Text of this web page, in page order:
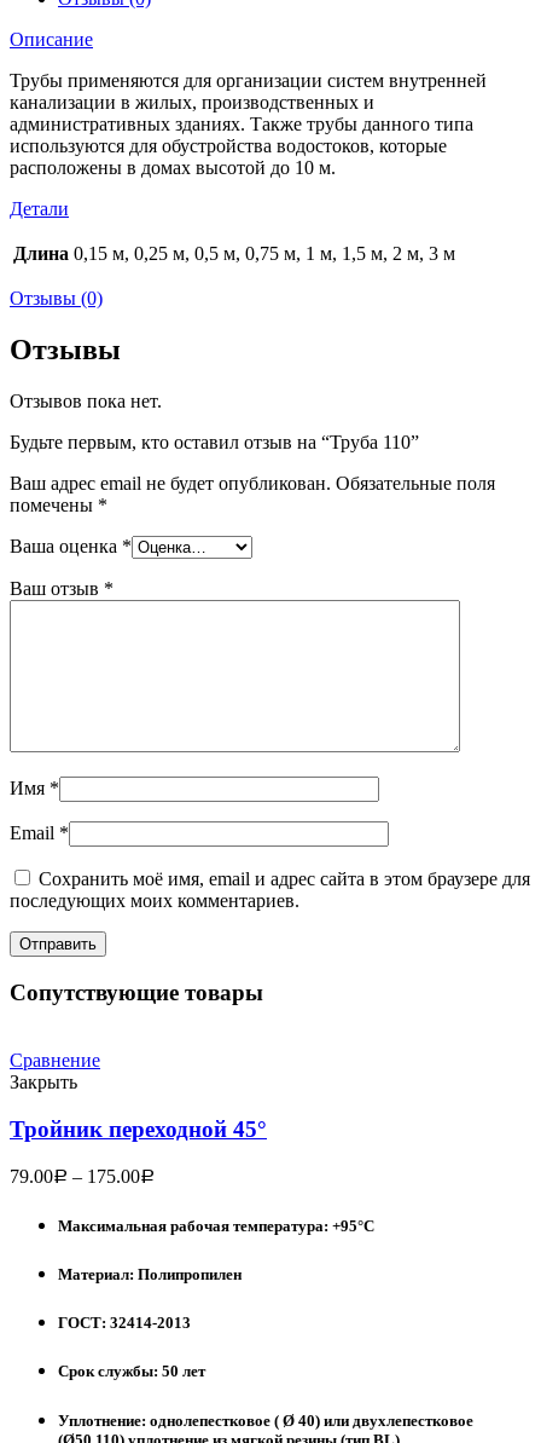
Описание
Трубы применяются для организации систем внутренней
канализации в жилых, производственных и
административных зданиях. Также трубы данного типа
используются для обустройства водостоков, которые
расположены в домах высотой до 10 м.
Детали
Длина 0,15 м, 0,25 м, 0,5 м, 0,75 м, 1 м, 1,5 м, 2 м, 3 м
Отзывы (0)
Отзывы
Отзывов пока нет.
Будьте первым, кто оставил отзыв на “Труба 110”
Ваш адрес email не будет опубликован. Обязательные поля
помечены *
Ваша оценка *
Ваш отзыв *
Имя *
Email *
Сохранить моё имя, email и адрес сайта в этом браузере для
последующих моих комментариев.
Сопутствующие товары
Сравнение
Закрыть
Тройник переходной 45°
79.00Р – 175.00Р
Максимальная рабочая температура: +95°С
Материал: Полипропилен
ГОСТ: 32414-2013
Срок службы: 50 лет
Уплотнение: однолепестковое ( Ø 40) или двухлепестковое